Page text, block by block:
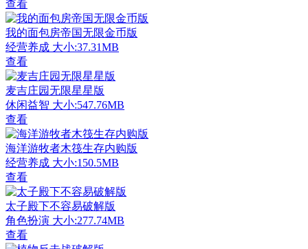
查看
我的面包房帝国无限金币版
经营养成 大小:37.31MB
查看
麦吉庄园无限星星版
休闲益智 大小:547.76MB
查看
海洋游牧者木筏生存内购版
经营养成 大小:150.5MB
查看
太子殿下不容易破解版
角色扮演 大小:277.74MB
查看